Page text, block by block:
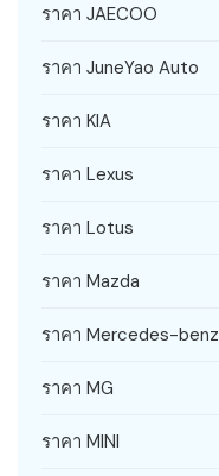
ราคา JAECOO
ราคา JuneYao Auto
ราคา KIA
ราคา Lexus
ราคา Lotus
ราคา Mazda
ราคา Mercedes-benz
ราคา MG
ราคา MINI